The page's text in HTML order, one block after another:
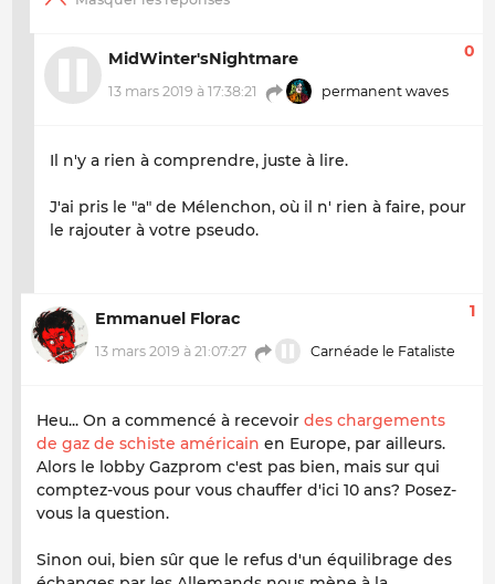
MidWinter'sNightmare
13 mars 2019 à 17:38:21 permanent waves
0
Il n'y a rien à comprendre, juste à lire.
J'ai pris le "a" de Mélenchon, où il n' rien à faire, pour
le rajouter à votre pseudo.
Emmanuel Florac
13 mars 2019 à 21:07:27 Carnéade le Fataliste
1
Heu... On a commencé à recevoir des chargements
de gaz de schiste américain en Europe, par ailleurs.
Alors le lobby Gazprom c'est pas bien, mais sur qui
comptez-vous pour vous chauffer d'ici 10 ans? Posez-
vous la question.
Sinon oui, bien sûr que le refus d'un équilibrage des